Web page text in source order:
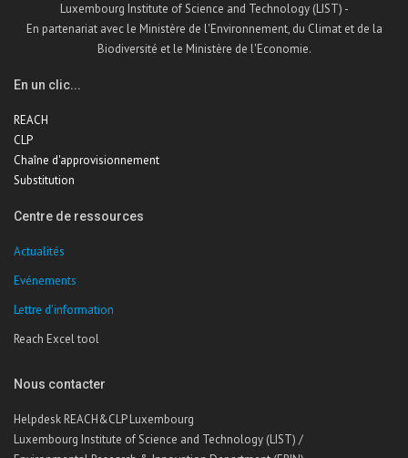
Luxembourg Institute of Science and Technology (LIST) -
En partenariat avec le Ministère de l'Environnement, du Climat et de la
Biodiversité et le Ministère de l'Economie.
En un clic...
REACH
CLP
Chaîne d'approvisionnement
Substitution
Centre de ressources
Actualités
Evénements
Lettre d'information
Reach Excel tool
Nous contacter
Helpdesk REACH&CLP Luxembourg
Luxembourg Institute of Science and Technology (LIST) /